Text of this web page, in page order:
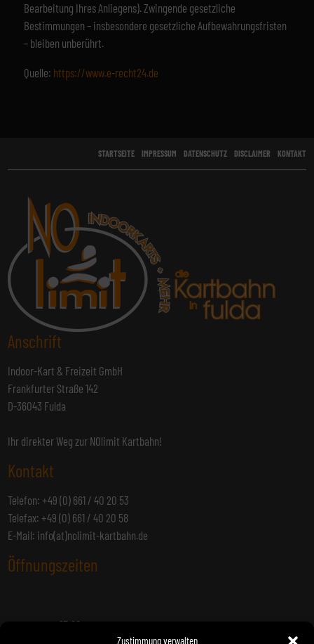
Zustimmung verwalten
Bearbeitung Ihres Anliegens). Zwingende gesetzliche
Bestimmungen – insbesondere gesetzliche Aufbewahrungsfristen
– bleiben unberührt.
Quelle: https://www.e-recht24.de
KONTAKT
DISCLAIMER
DATENSCHUTZ
IMPRESSUM
STARTSEITE
Anschrift
Indoor-Kart & Freizeit GmbH
Frankfurter Straße 142
D-36043 Fulda
Ihr direkter Weg zur NOlimit Kartbahn!
Kontakt
Telefon: +49 (0) 661 / 40 20 53
Telefax: +49 (0) 661 / 40 20 58
E-Mail: info(at)nolimit-kartbahn.de
Öffnungszeiten
13:00 –